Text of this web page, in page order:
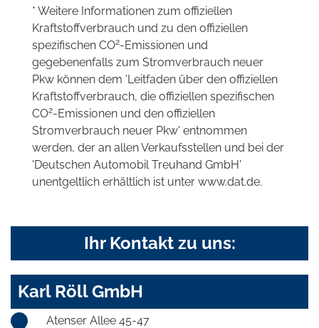
* Weitere Informationen zum offiziellen
Kraftstoffverbrauch und zu den offiziellen
spezifischen CO2-Emissionen und
gegebenenfalls zum Stromverbrauch neuer
Pkw können dem 'Leitfaden über den offiziellen
Kraftstoffverbrauch, die offiziellen spezifischen
CO2-Emissionen und den offiziellen
Stromverbrauch neuer Pkw' entnommen
werden, der an allen Verkaufsstellen und bei der
'Deutschen Automobil Treuhand GmbH'
unentgeltlich erhältlich ist unter www.dat.de.
Ihr Kontakt zu uns:
Karl Röll GmbH
Atenser Allee 45-47